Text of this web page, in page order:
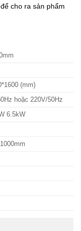
cho ra sản phẩm
(mm)
hoặc 220V/50Hz
6.5kW